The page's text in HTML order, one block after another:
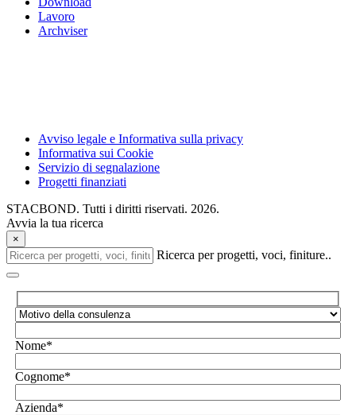
Lavoro
Archviser
Avviso legale e Informativa sulla privacy
Informativa sui Cookie
Servizio di segnalazione
Progetti finanziati
STACBOND. Tutti i diritti riservati. 2026.
Avvia la tua ricerca
×
Ricerca per progetti, voci, finiture..
Nome*
Cognome*
Azienda*